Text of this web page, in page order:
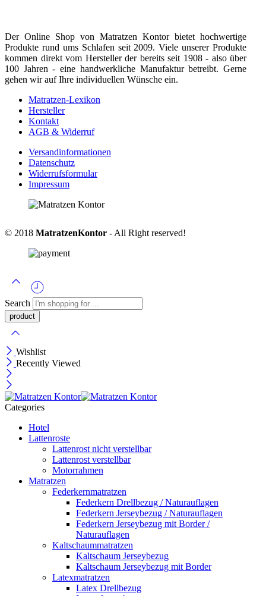
Der Online Shop von Matratzen Kontor bietet hochwertige
Produkte rund ums Schlafen seit 2009. Viele unserer Produkte
kommen direkt vom Hersteller der bereits seit 1908 - also über
100 Jahren - eine handwerkliche Manufaktur betreibt. Gerne
gehen wir auf Ihre individuellen Wünsche ein.
Matratzen-Lexikon
Hersteller
Kontakt
AGB & Widerruf
Versandinformationen
Datenschutz
Widerrufsformular
Impressum
© 2018 MatratzenKontor - All Right reserved!
Search
Wishlist
Recently Viewed
Categories
Hotel
Lattenroste
Lattenrost nicht verstellbar
Lattenrost verstellbar
Motorrahmen
Matratzen
Federkernmatratzen
Federkern Drellbezug / Naturauflagen
Federkern Jerseybezug / Naturauflagen
Federkern Jerseybezug mit Border /
Naturauflagen
Kaltschaummatratzen
Kaltschaum Jerseybezug
Kaltschaum Jerseybezug mit Border
Latexmatratzen
Latex Drellbezug